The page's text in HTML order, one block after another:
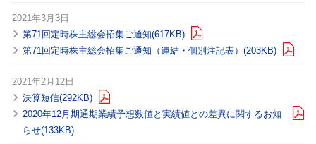
2021年3月3日
第71回定時株主総会招集ご通知(617KB)
第71回定時株主総会招集ご通知（連結・個別注記表）(203KB)
2021年2月12日
決算短信(292KB)
2020年12月期通期業績予想数値と実績値との差異に関するお知
らせ(133KB)